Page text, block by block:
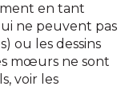
en tant
ne peuvent pas
ou les dessins
mœurs ne sont
voir les